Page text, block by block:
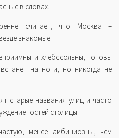
в словах.
считает, что Москва –
знакомые.
и хлебосольны, готовы
на ноги, но никогда не
старые названия улиц и часто
гостей столицы.
менее амбициозны, чем